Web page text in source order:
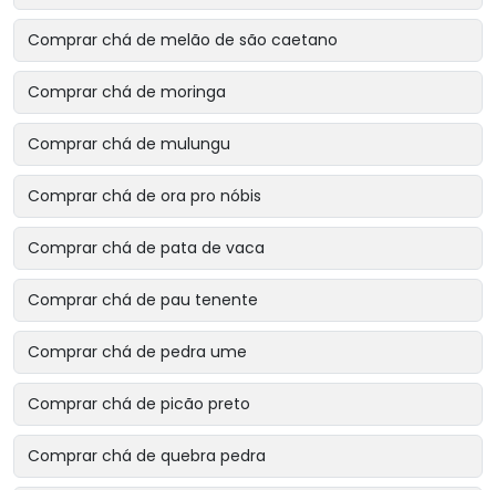
Comprar chá de melão de são caetano
Comprar chá de moringa
Comprar chá de mulungu
Comprar chá de ora pro nóbis
Comprar chá de pata de vaca
Comprar chá de pau tenente
Comprar chá de pedra ume
Comprar chá de picão preto
Comprar chá de quebra pedra